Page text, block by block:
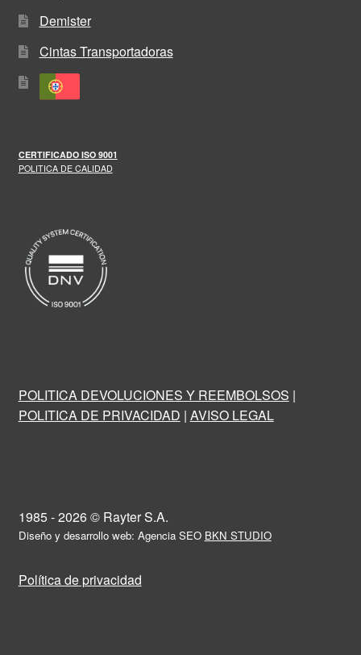
Demister
Cintas Transportadoras
CERTIFICADO ISO 9001
POLITICA DE CALIDAD
POLITICA DEVOLUCIONES Y REEMBOLSOS |
POLITICA DE PRIVACIDAD | AVISO LEGAL
1985 - 2026 © Rayter S.A.
Diseño y desarrollo web: Agencia SEO BKN STUDIO
Política de privacidad